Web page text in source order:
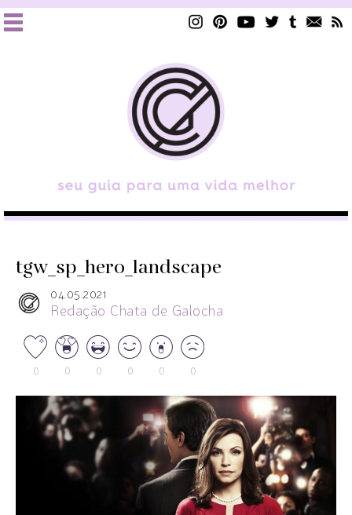
tgw_sp_hero_landscape
04.05.2021
Redação Chata de Galocha
0 0 0 0 0 0